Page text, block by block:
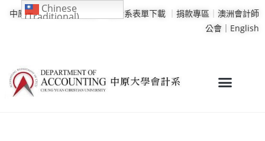
中原大學｜學校行事曆 會計系表單下載 ｜ 捐款專區 ｜ 澳洲會計師
公會｜ English
Chinese
(Traditional)